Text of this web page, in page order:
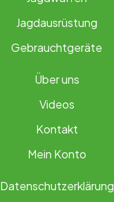
Jagdausrüstung
Gebrauchtgeräte
Über uns
Videos
Kontakt
Mein Konto
Datenschutzerklärung